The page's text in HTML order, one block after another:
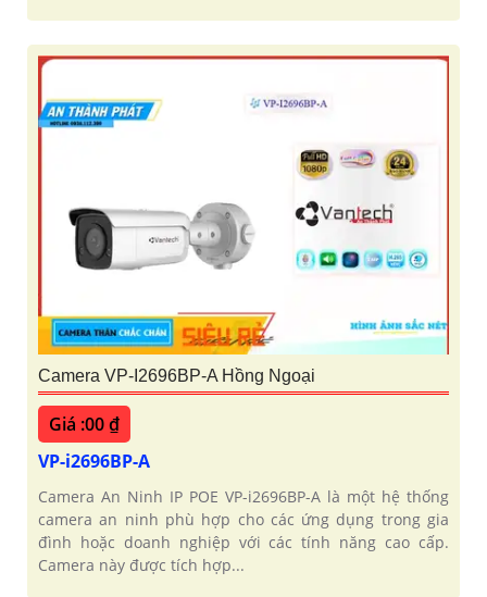
Camera VP-I2696BP-A Hồng Ngoại
Giá :00 ₫
VP-i2696BP-A
Camera An Ninh IP POE VP-i2696BP-A là một hệ thống
camera an ninh phù hợp cho các ứng dụng trong gia
đình hoặc doanh nghiệp với các tính năng cao cấp.
Camera này được tích hợp...